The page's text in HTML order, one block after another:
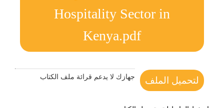
Hospitality Sector in
Kenya.pdf
لتحميل الملف جهازك لا يدعم قرائة ملف الكتاب